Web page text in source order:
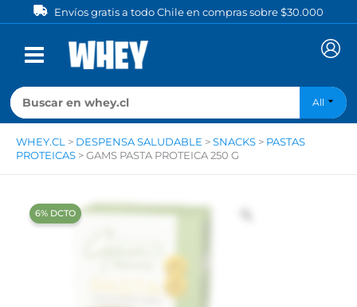
al
contenido
Envíos gratis a todo Chile en compras sobre $30.000
All
WHEY.CL > DESPENSA SALUDABLE > SNACKS > PASTAS
PROTEICAS > GAMS PASTA PROTEICA 250 G
‍6% DCTO‍‍